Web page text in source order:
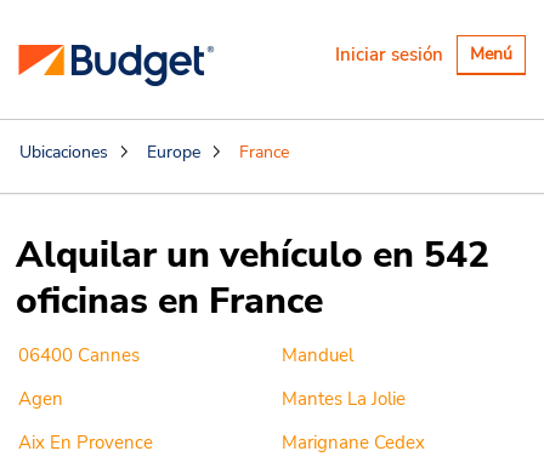
Alternar
Menú
Iniciar sesión
Ubicaciones Europe France
Alquilar un vehículo en 542
oficinas en France
06400 Cannes
Agen
Aix En Provence
Manduel
Mantes La Jolie
Marignane Cedex